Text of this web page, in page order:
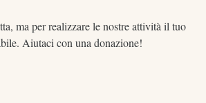
ma per realizzare le nostre attività il tuo
Aiutaci con una donazione!